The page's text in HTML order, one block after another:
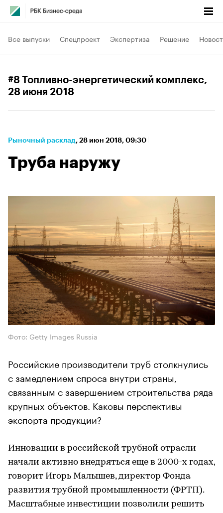
Все выпуски Спецпроект Экспертиза Решение
#8 Топливно-энергетический комплекс,
28 июня 2018
Рыночный расклад⁠, 28 июн 2018, 09:30
Труба наружу
Фото: Getty Images Russia
Российские производители труб столкнулись
с замедлением спроса внутри страны,
связанным с завершением строительства ряда
крупных объектов. Каковы перспективы
экспорта продукции?
Инновации в российской трубной отрасли
начали активно внедряться еще в 2000-х годах,
говорит Игорь Малышев, директор Фонда
развития трубной промышленности (ФРТП).
Масштабные инвестиции позволили решить